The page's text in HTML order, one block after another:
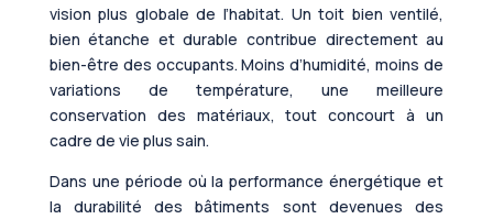
vision plus globale de l’habitat. Un toit bien ventilé,
bien étanche et durable contribue directement au
bien-être des occupants. Moins d’humidité, moins de
variations de température, une meilleure
conservation des matériaux, tout concourt à un
cadre de vie plus sain.
Dans une période où la performance énergétique et
la durabilité des bâtiments sont devenues des